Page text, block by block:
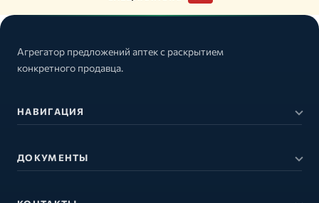
Агрегатор предложений аптек с раскрытием
конкретного продавца.
НАВИГАЦИЯ
ДОКУМЕНТЫ